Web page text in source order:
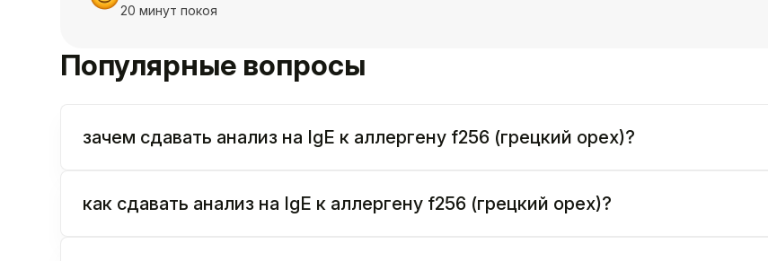
20 минут покоя
Популярные вопросы
зачем сдавать анализ на IgE к аллергену f256 (грецкий орех)?
как сдавать анализ на IgE к аллергену f256 (грецкий орех)?